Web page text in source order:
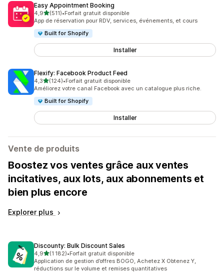
Easy Appointment Booking
4,9étoile(s) sur 5
(511)
511 avis au total
•Forfait gratuit disponible
App de réservation pour RDV, services, événements, et cours
Built for Shopify
Installer
Flexify: Facebook Product Feed
4,3étoile(s) sur 5
(124)
124 avis au total
•Forfait gratuit disponible
Améliorez votre canal Facebook avec un catalogue plus riche.
Built for Shopify
Installer
Vente de produits
Boostez vos ventes grâce aux ventes
incitatives, aux lots, aux abonnements et
bien plus encore
Explorer plus
Discounty: Bulk Discount Sales
4,9étoile(s) sur 5
(1 182)
1182 avis au total
•Forfait gratuit disponible
Application de gestion d’offres BOGO, Achetez X Obtenez Y,
réductions sur le volume et remises quantitatives